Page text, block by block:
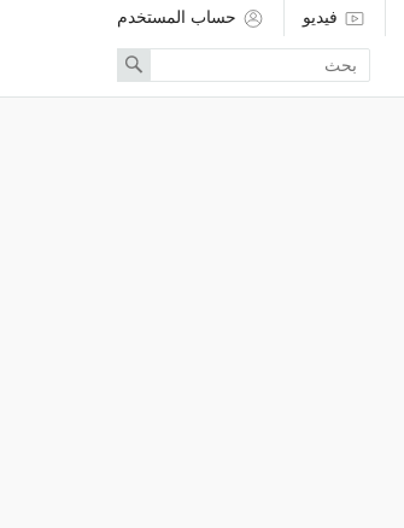
فيديو حساب المستخدم
search
term
Search